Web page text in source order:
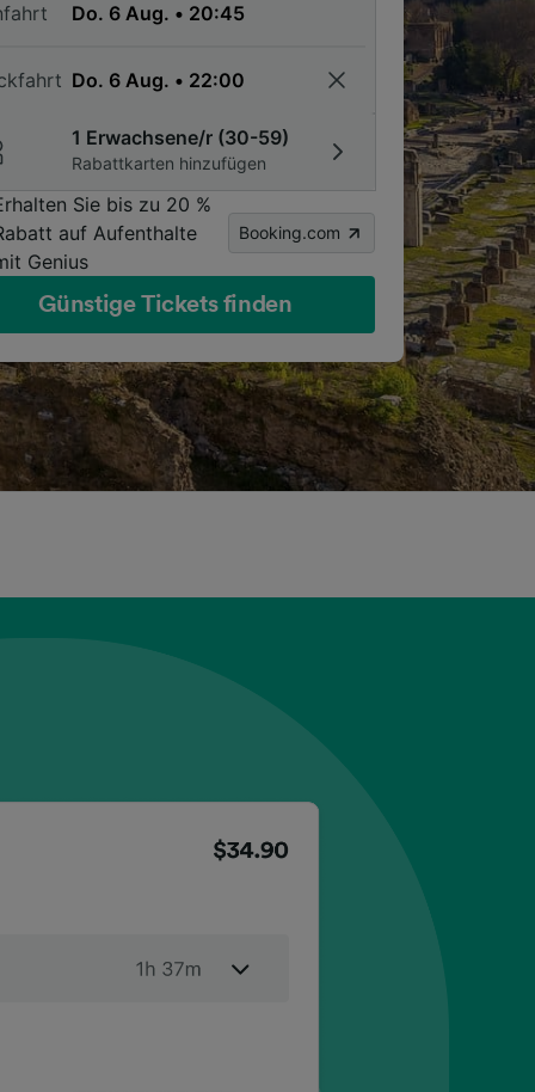
1 Erwachsene/r (30-59)
Rabattkarten hinzufügen
Sie bis zu 20 %
auf Aufenthalte
Genius
Booking.com
Günstige Tickets finden